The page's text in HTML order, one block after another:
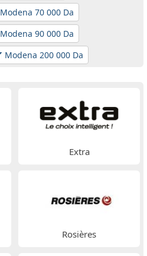
Modena 70 000 Da
Modena 90 000 Da
Modena 200 000 Da
Extra
Rosières